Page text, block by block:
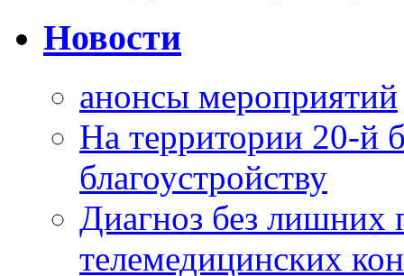
Новости
анонсы мероприятий
На территории 20-й
благоустройству
Диагноз без лишних
телемедицинских